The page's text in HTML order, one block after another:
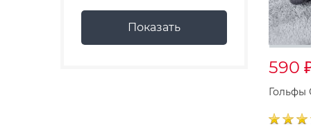
590
Гольфы